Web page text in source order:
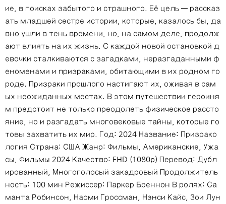
ие, в поисках забытого и страшного. Её цель — рассказ
ать младшей сестре истории, которые, казалось бы, да
вно ушли в тень времени, но, на самом деле, продолж
ают влиять на их жизнь. С каждой новой остановкой д
евочки сталкиваются с загадками, неразгаданными ф
еноменами и призраками, обитающими в их родном го
роде. Призраки прошлого настигают их, оживая в сам
ых неожиданных местах. В этом путешествии героиня
м предстоит не только преодолеть физическое рассто
яние, но и разгадать многовековые тайны, которые го
товы захватить их мир. Год: 2024 Название: Призрако
логия Страна: США Жанр: Фильмы, Американские, Ужа
сы, Фильмы 2024 Качество: FHD (1080p) Перевод: Дубл
ированный, Многоголосый закадровый Продолжитель
ность: 100 мин Режиссер: Паркер Бреннон В ролях: Са
манта Робинсон, Наоми Гроссман, Нэнси Кайс, Зои Лун